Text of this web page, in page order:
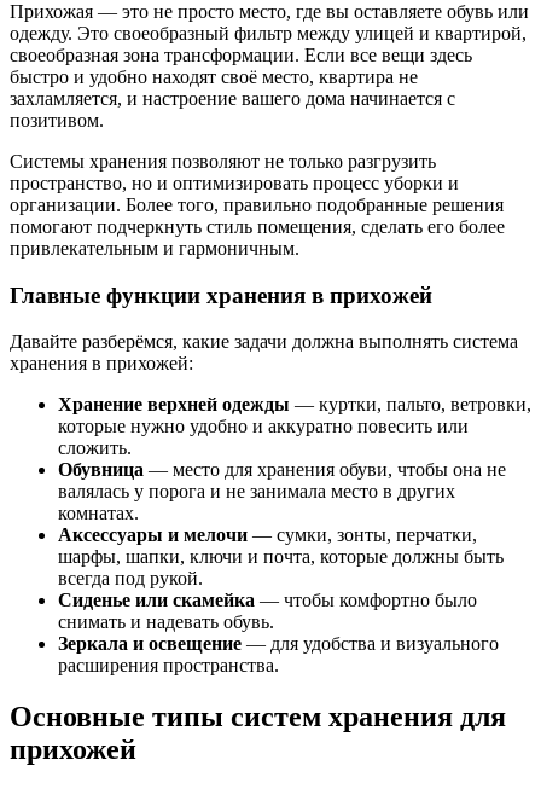
Прихожая — это не просто место, где вы оставляете обувь или
одежду. Это своеобразный фильтр между улицей и квартирой,
своеобразная зона трансформации. Если все вещи здесь
быстро и удобно находят своё место, квартира не
захламляется, и настроение вашего дома начинается с
позитивом.
Системы хранения позволяют не только разгрузить
пространство, но и оптимизировать процесс уборки и
организации. Более того, правильно подобранные решения
помогают подчеркнуть стиль помещения, сделать его более
привлекательным и гармоничным.
Главные функции хранения в прихожей
Давайте разберёмся, какие задачи должна выполнять система
хранения в прихожей:
Хранение верхней одежды — куртки, пальто, ветровки,
которые нужно удобно и аккуратно повесить или
сложить.
Обувница — место для хранения обуви, чтобы она не
валялась у порога и не занимала место в других
комнатах.
Аксессуары и мелочи — сумки, зонты, перчатки,
шарфы, шапки, ключи и почта, которые должны быть
всегда под рукой.
Сиденье или скамейка — чтобы комфортно было
снимать и надевать обувь.
Зеркала и освещение — для удобства и визуального
расширения пространства.
Основные типы систем хранения для
прихожей